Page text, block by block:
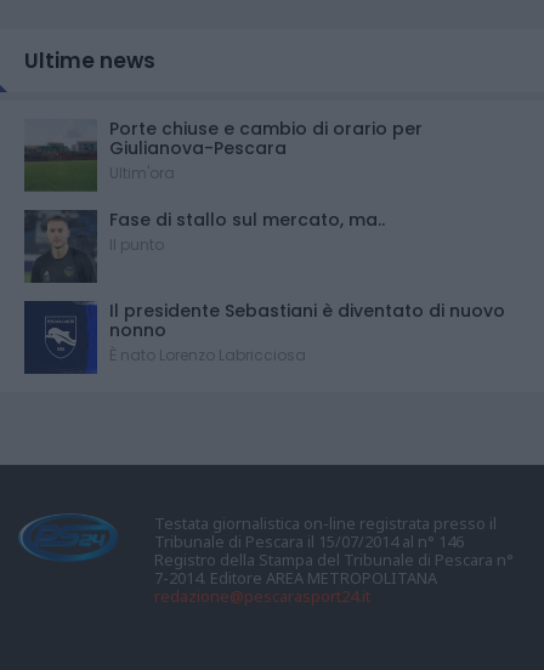
Ultime news
Porte chiuse e cambio di orario per
Giulianova-Pescara
Ultim'ora
Fase di stallo sul mercato, ma..
Il punto
Il presidente Sebastiani è diventato di nuovo
nonno
È nato Lorenzo Labricciosa
Testata giornalistica on-line registrata presso il
Tribunale di Pescara il 15/07/2014 al n° 146
Registro della Stampa del Tribunale di Pescara n°
7-2014. Editore AREA METROPOLITANA
redazione@pescarasport24.it